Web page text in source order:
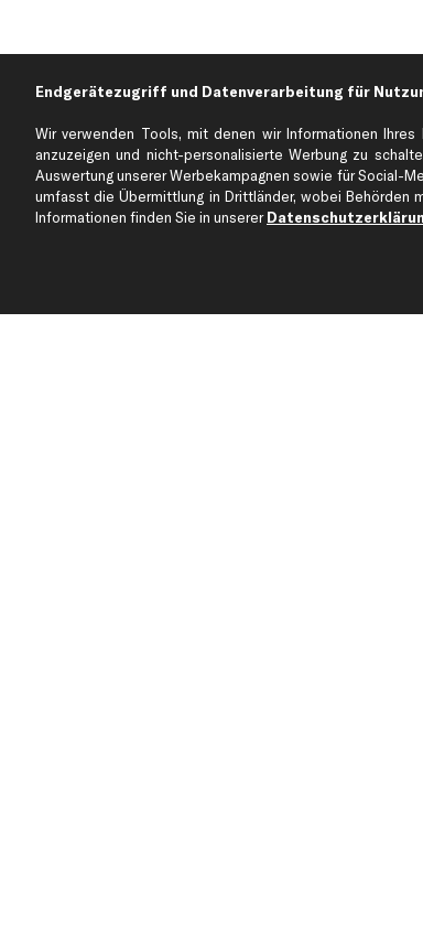
Über kfzteile24
Über uns
Zahlung
Endgerätezugriff und Datenverarbeitung für
Wir verwenden Tools, mit denen wir Informationen
anzuzeigen und nicht-personalisierte Werbung zu
Auswertung unserer Werbekampagnen sowie für Social-
umfasst die Übermittlung in Drittländer, wobei Behörden
Informationen finden Sie in unserer